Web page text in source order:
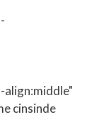
cinsinde